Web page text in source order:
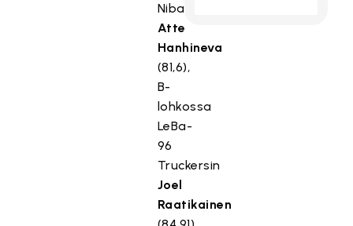
Nibacoksen
Atte
Hanhineva
(81,6),
B-
lohkossa
LeBa-
96
Truckersin
Joel
Raatikainen